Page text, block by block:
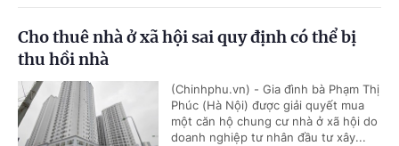
Cho thuê nhà ở xã hội sai quy định có thể bị
thu hồi nhà
(Chinhphu.vn) - Gia đình bà Phạm Thị
Phúc (Hà Nội) được giải quyết mua
một căn hộ chung cư nhà ở xã hội do
doanh nghiệp tư nhân đầu tư xây...